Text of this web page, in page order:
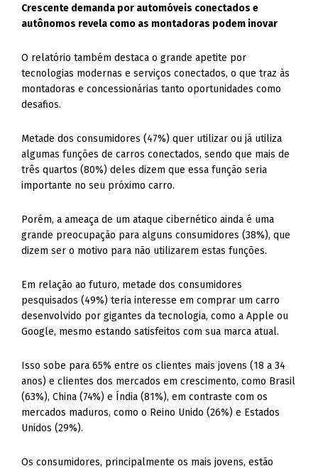
Crescente demanda por automóveis conectados e
autônomos revela como as montadoras podem inovar
O relatório também destaca o grande apetite por
tecnologias modernas e serviços conectados, o que traz às
montadoras e concessionárias tanto oportunidades como
desafios.
Metade dos consumidores (47%) quer utilizar ou já utiliza
algumas funções de carros conectados, sendo que mais de
três quartos (80%) deles dizem que essa função seria
importante no seu próximo carro.
Porém, a ameaça de um ataque cibernético ainda é uma
grande preocupação para alguns consumidores (38%), que
dizem ser o motivo para não utilizarem estas funções.
Em relação ao futuro, metade dos consumidores
pesquisados (49%) teria interesse em comprar um carro
desenvolvido por gigantes da tecnologia, como a Apple ou
Google, mesmo estando satisfeitos com sua marca atual.
Isso sobe para 65% entre os clientes mais jovens (18 a 34
anos) e clientes dos mercados em crescimento, como Brasil
(63%), China (74%) e Índia (81%), em contraste com os
mercados maduros, como o Reino Unido (26%) e Estados
Unidos (29%).
Os consumidores, principalmente os mais jovens, estão